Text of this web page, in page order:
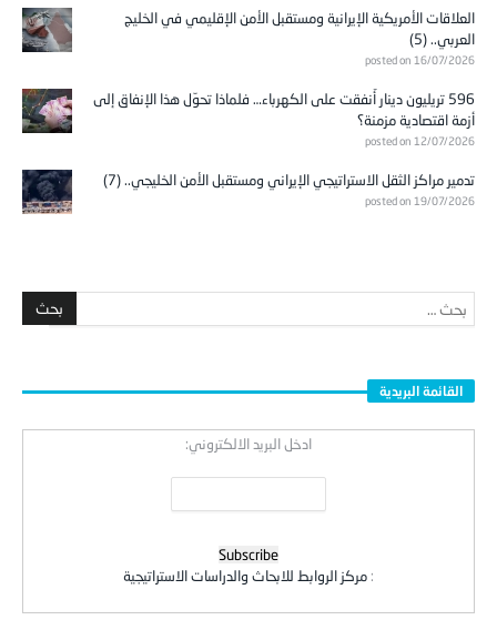
العلاقات الأمريكية الإيرانية ومستقبل الأمن الإقليمي في الخليج
العربي.. (5)
posted on 16/07/2026
596 تريليون دينار أُنفقت على الكهرباء… فلماذا تحوّل هذا الإنفاق إلى
أزمة اقتصادية مزمنة؟
posted on 12/07/2026
تدمير مراكز الثقل الاستراتيجي الإيراني ومستقبل الأمن الخليجي.. (7)
posted on 19/07/2026
القائمة البريدية
ادخل البريد الالكتروني:
: مركز الروابط للابحاث والدراسات الاستراتيجية